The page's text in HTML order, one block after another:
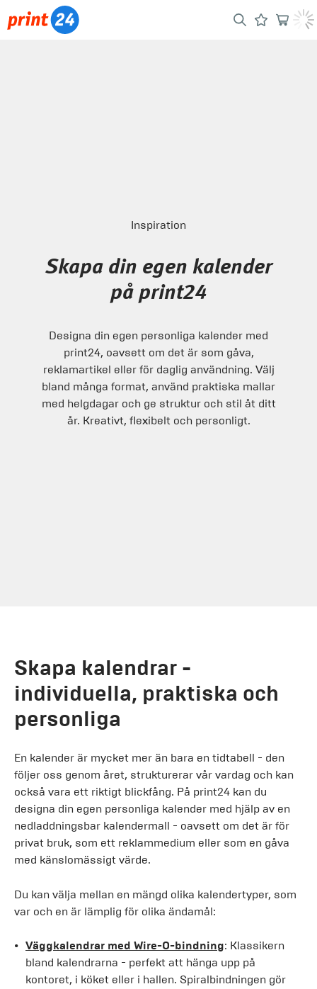
Inspiration
Skapa din egen kalender
på print24
Designa din egen personliga kalender med
print24, oavsett om det är som gåva,
reklamartikel eller för daglig användning. Välj
bland många format, använd praktiska mallar
med helgdagar och ge struktur och stil åt ditt
år. Kreativt, flexibelt och personligt.
Skapa kalendrar -
individuella, praktiska och
personliga
En kalender är mycket mer än bara en tidtabell - den
följer oss genom året, strukturerar vår vardag och kan
också vara ett riktigt blickfång. På print24 kan du
designa din egen personliga kalender med hjälp av en
nedladdningsbar kalendermall - oavsett om det är för
privat bruk, som ett reklammedium eller som en gåva
med känslomässigt värde.
Du kan välja mellan en mängd olika kalendertyper, som
var och en är lämplig för olika ändamål:
Väggkalendrar med Wire-O-bindning: Klassikern
bland kalendrarna - perfekt att hänga upp på
kontoret, i köket eller i hallen. Spiralbindningen gör